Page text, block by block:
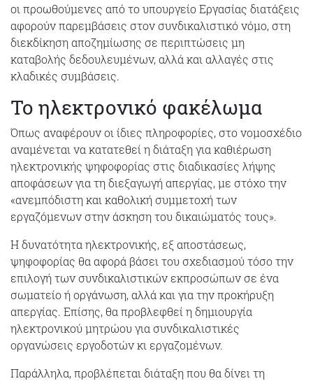
οι προωθούμενες από το υπουργείο Εργασίας διατάξεις
αφορούν παρεμβάσεις στον συνδικαλιστικό νόμο, στη
διεκδίκηση αποζημίωσης σε περιπτώσεις μη
καταβολής δεδουλευμένων, αλλά και αλλαγές στις
κλαδικές συμβάσεις.
Το ηλεκτρονικό φακέλωμα
Όπως αναφέρουν οι ίδιες πληροφορίες, στο νομοσχέδιο
αναμένεται να κατατεθεί η διάταξη για καθιέρωση
ηλεκτρονικής ψηφοφορίας στις διαδικασίες λήψης
αποφάσεων για τη διεξαγωγή απεργίας, με στόχο την
«ανεμπόδιστη και καθολική συμμετοχή των
εργαζόμενων στην άσκηση του δικαιώματός τους».
Η δυνατότητα ηλεκτρονικής, εξ αποστάσεως,
ψηφοφορίας θα αφορά βάσει του σχεδιασμού τόσο την
επιλογή των συνδικαλιστικών εκπροσώπων σε ένα
σωματείο ή οργάνωση, αλλά και για την προκήρυξη
απεργίας. Επίσης, θα προβλεφθεί η δημιουργία
ηλεκτρονικού μητρώου για συνδικαλιστικές
οργανώσεις εργοδοτών κι εργαζομένων.
Παράλληλα, προβλέπεται διάταξη που θα δίνει τη